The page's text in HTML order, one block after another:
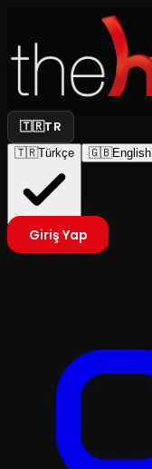
🇹🇷TR
🇹🇷Türkçe 🇬🇧English
Giriş Yap